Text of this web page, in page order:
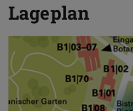
Lageplan